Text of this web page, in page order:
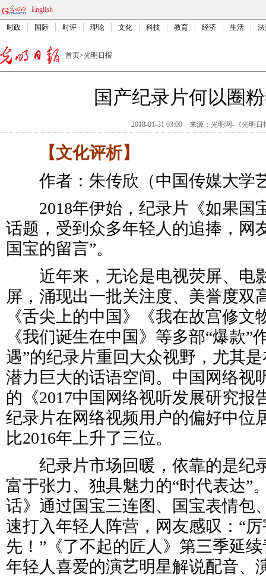
English
时政 国际 时评 理论 文化 科技 教育 经济 生活
首页>光明日报
国产纪录片何以圈
2018-01-31 03:00 来源： 光明网-《光明日
【文化评析】
作者：朱传欣（中国传媒大学
2018年伊始，纪录片《如果国
话题，受到众多年轻人的追捧，网
国宝的留言”。
近年来，无论是电视荧屏、电
屏，涌现出一批关注度、美誉度双
《舌尖上的中国》《我在故宫修文
《我们诞生在中国》等多部“爆款”
遇”的纪录片重回大众视野，尤其
潜力巨大的话语空间。中国网络视
的《2017中国网络视听发展研究报
纪录片在网络视频用户的偏好中位
比2016年上升了三位。
纪录片市场回暖，依靠的是纪
富于张力、独具魅力的“时代表达”
话》通过国宝三连图、国宝表情包
速打入年轻人阵营，网友感叹：“
先！”《了不起的匠人》第三季延
年轻人喜爱的演艺明星解说配音、